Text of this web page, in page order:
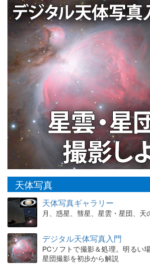
天体写真
天体写真ギャラリー
月、惑星、彗星、星雲・星団、
デジタル天体写真入門
PCソフトで撮影＆処理。明るい
星団撮影を初歩から解説